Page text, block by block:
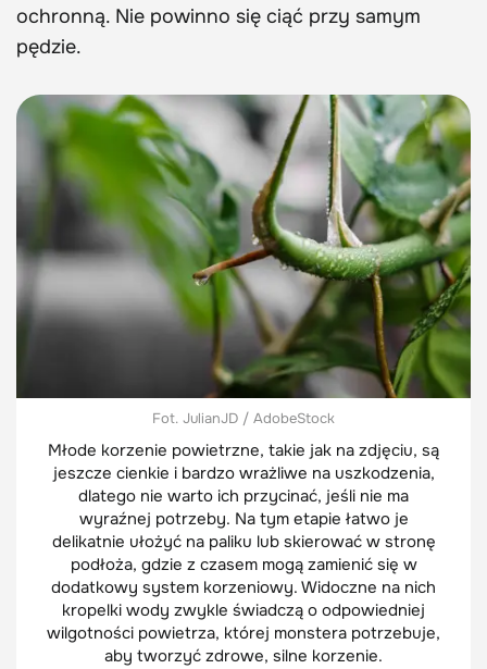
ochronną. Nie powinno się ciąć przy samym
pędzie.
Fot. JulianJD / AdobeStock
Młode korzenie powietrzne, takie jak na zdjęciu, są
jeszcze cienkie i bardzo wrażliwe na uszkodzenia,
dlatego nie warto ich przycinać, jeśli nie ma
wyraźnej potrzeby. Na tym etapie łatwo je
delikatnie ułożyć na paliku lub skierować w stronę
podłoża, gdzie z czasem mogą zamienić się w
dodatkowy system korzeniowy. Widoczne na nich
kropelki wody zwykle świadczą o odpowiedniej
wilgotności powietrza, której monstera potrzebuje,
aby tworzyć zdrowe, silne korzenie.